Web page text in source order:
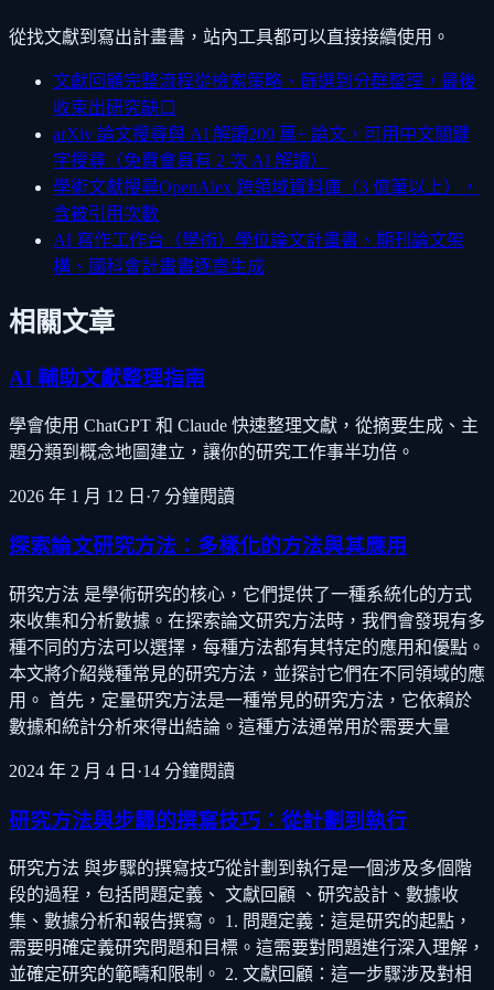
從找文獻到寫出計畫書，站內工具都可以直接接續使用。
文獻回顧完整流程從檢索策略、篩選到分群整理，最後
收束出研究缺口
arXiv 論文搜尋與 AI 解讀200 萬+ 論文，可用中文關鍵
字搜尋（免費會員有 2 次 AI 解讀）
學術文獻搜尋OpenAlex 跨領域資料庫（3 億筆以上），
含被引用次數
AI 寫作工作台（學術） 學位論文計畫書、期刊論文架
構、國科會計畫書逐章生成
相關文章
AI 輔助文獻整理指南
學會使用 ChatGPT 和 Claude 快速整理文獻，從摘要生成、主
題分類到概念地圖建立，讓你的研究工作事半功倍。
2026 年 1 月 12 日 ·7 分鐘閱讀
探索論文研究方法：多樣化的方法與其應用
研究方法 是學術研究的核心，它們提供了一種系統化的方式
來收集和分析數據。在探索論文研究方法時，我們會發現有多
種不同的方法可以選擇，每種方法都有其特定的應用和優點。
本文將介紹幾種常見的研究方法，並探討它們在不同領域的應
用。 首先，定量研究方法是一種常見的研究方法，它依賴於
數據和統計分析來得出結論。這種方法通常用於需要大量
2024 年 2 月 4 日 ·14 分鐘閱讀
研究方法與步驟的撰寫技巧：從計劃到執行
研究方法 與步驟的撰寫技巧從計劃到執行是一個涉及多個階
段的過程，包括問題定義、 文獻回顧 、研究設計、數據收
集、數據分析和報告撰寫。 1. 問題定義：這是研究的起點，
需要明確定義研究問題和目標。這需要對問題進行深入理解，
並確定研究的範疇和限制。 2. 文獻回顧：這一步驟涉及對相